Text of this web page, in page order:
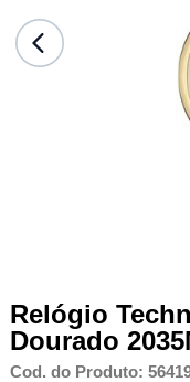
Relógio
Dourado
Cod. do Produto: